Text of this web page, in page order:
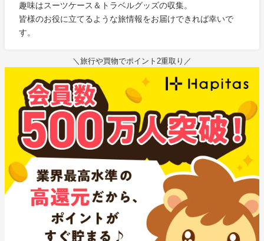
趣味はスーツケース＆トラベルグッズの収集。
皆様のお役に立てるような旅情報をお届けできれば幸いで
す。
＼旅行や買物でポイント2重取り／